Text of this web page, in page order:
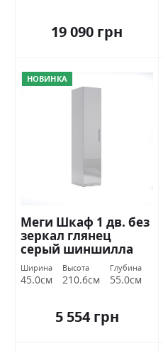
19 090 грн
НОВИНКА
Меги Шкаф 1 дв. без
зеркал глянец
серый шиншилла
Миромарк
Ширина
45.0см
Высота
210.6см
Глубина
55.0см
5 554 грн